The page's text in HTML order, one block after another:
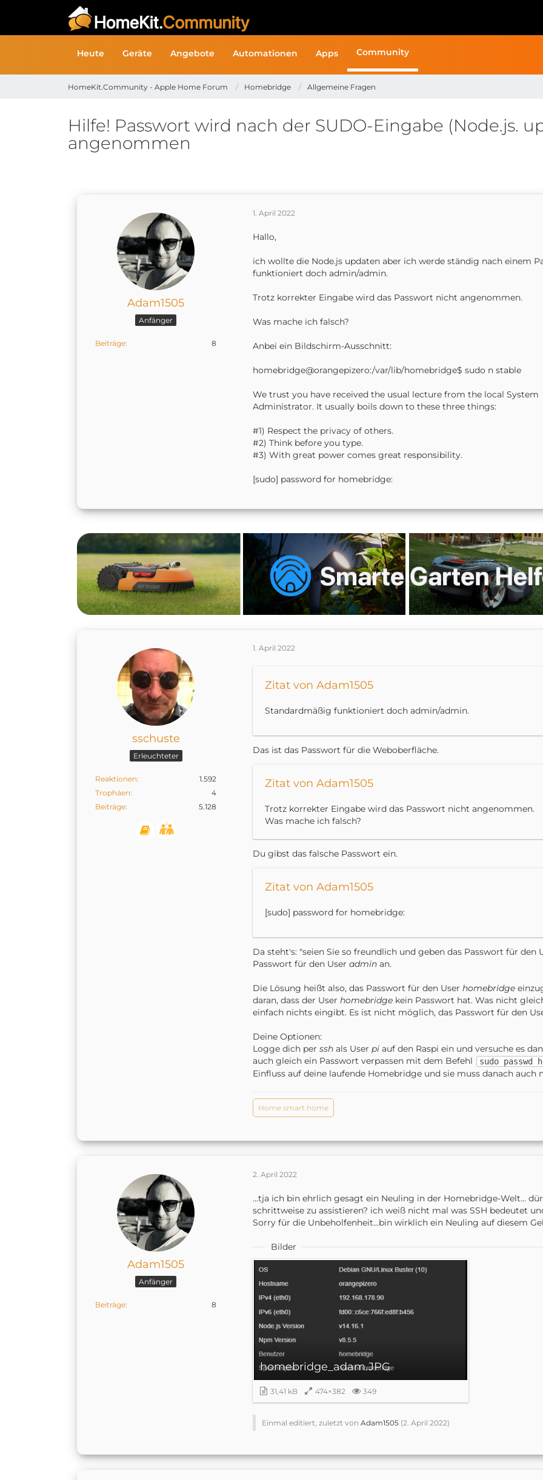
Heute Geräte Angebote Automationen Apps Community
HomeKit.Community - Apple Home Forum Homebridge Allgemeine Fragen
Hilfe! Passwort wird nach der SUDO-Eingabe (Node.js.
angenommen
Adam1505
Anfänger
Beiträge 8
1. April 2022
Hallo,
ich wollte die Node.js updaten aber ich werde ständig nach einem
funktioniert doch admin/admin.
Trotz korrekter Eingabe wird das Passwort nicht angenommen.
Was mache ich falsch?
Anbei ein Bildschirm-Ausschnitt:
homebridge@orangepizero:/var/lib/homebridge$ sudo n stable
We trust you have received the usual lecture from the local System
Administrator. It usually boils down to these three things:
#1) Respect the privacy of others.
#2) Think before you type.
#3) With great power comes great responsibility.
[sudo] password for homebridge:
sschuste
Erleuchteter
Reaktionen
1.592
Trophäen
4
Beiträge
5.128
1. April 2022
Zitat von Adam1505
Standardmäßig funktioniert doch admin/admin.
Das ist das Passwort für die Weboberfläche.
Zitat von Adam1505
Trotz korrekter Eingabe wird das Passwort nicht angenommen.
Was mache ich falsch?
Du gibst das falsche Passwort ein.
Zitat von Adam1505
[sudo] password for homebridge:
Da steht's: "seien Sie so freundlich und geben das Passwort für den
Passwort für den User admin an.
Die Lösung heißt also, das Passwort für den User homebridge
daran, dass der User homebridge kein Passwort hat. Was nicht
einfach nichts eingibt. Es ist nicht möglich, das Passwort für den
Deine Optionen:
Logge dich per ssh als User pi auf den Raspi ein und versuche es
auch gleich ein Passwort verpassen mit dem Befehl
sudo passwd
Einfluss auf deine laufende Homebridge und sie muss danach
Home smart home
Adam1505
Anfänger
Beiträge 8
2. April 2022
...tja ich bin ehrlich gesagt ein Neuling in der Homebridge-Welt...
schrittweise zu assistieren? ich weiß nicht mal was SSH bedeutet
Sorry für die Unbeholfenheit...bin wirklich ein Neuling auf diesem
Bilder
homebridge_adam.JPG
31,41 kB 474×382 349
Einmal editiert, zuletzt von Adam1505 (2. April 2022)